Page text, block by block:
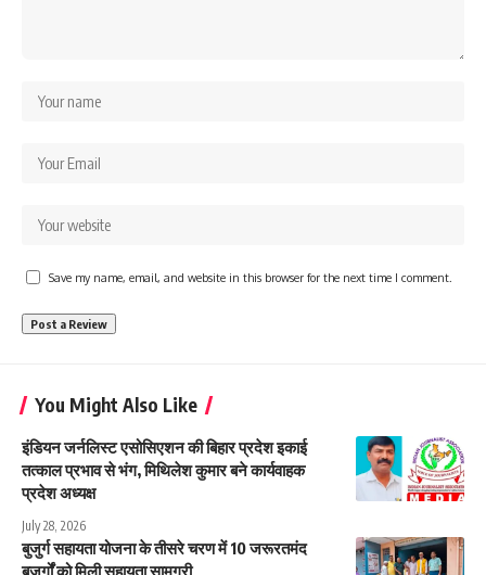
Save my name, email, and website in this browser for the next time I comment.
You Might Also Like
इंडियन जर्नलिस्ट एसोसिएशन की बिहार प्रदेश इकाई
तत्काल प्रभाव से भंग, मिथिलेश कुमार बने कार्यवाहक
प्रदेश अध्यक्ष
July 28, 2026
बुजुर्ग सहायता योजना के तीसरे चरण में 10 जरूरतमंद
बुजुर्गों को मिली सहायता सामग्री